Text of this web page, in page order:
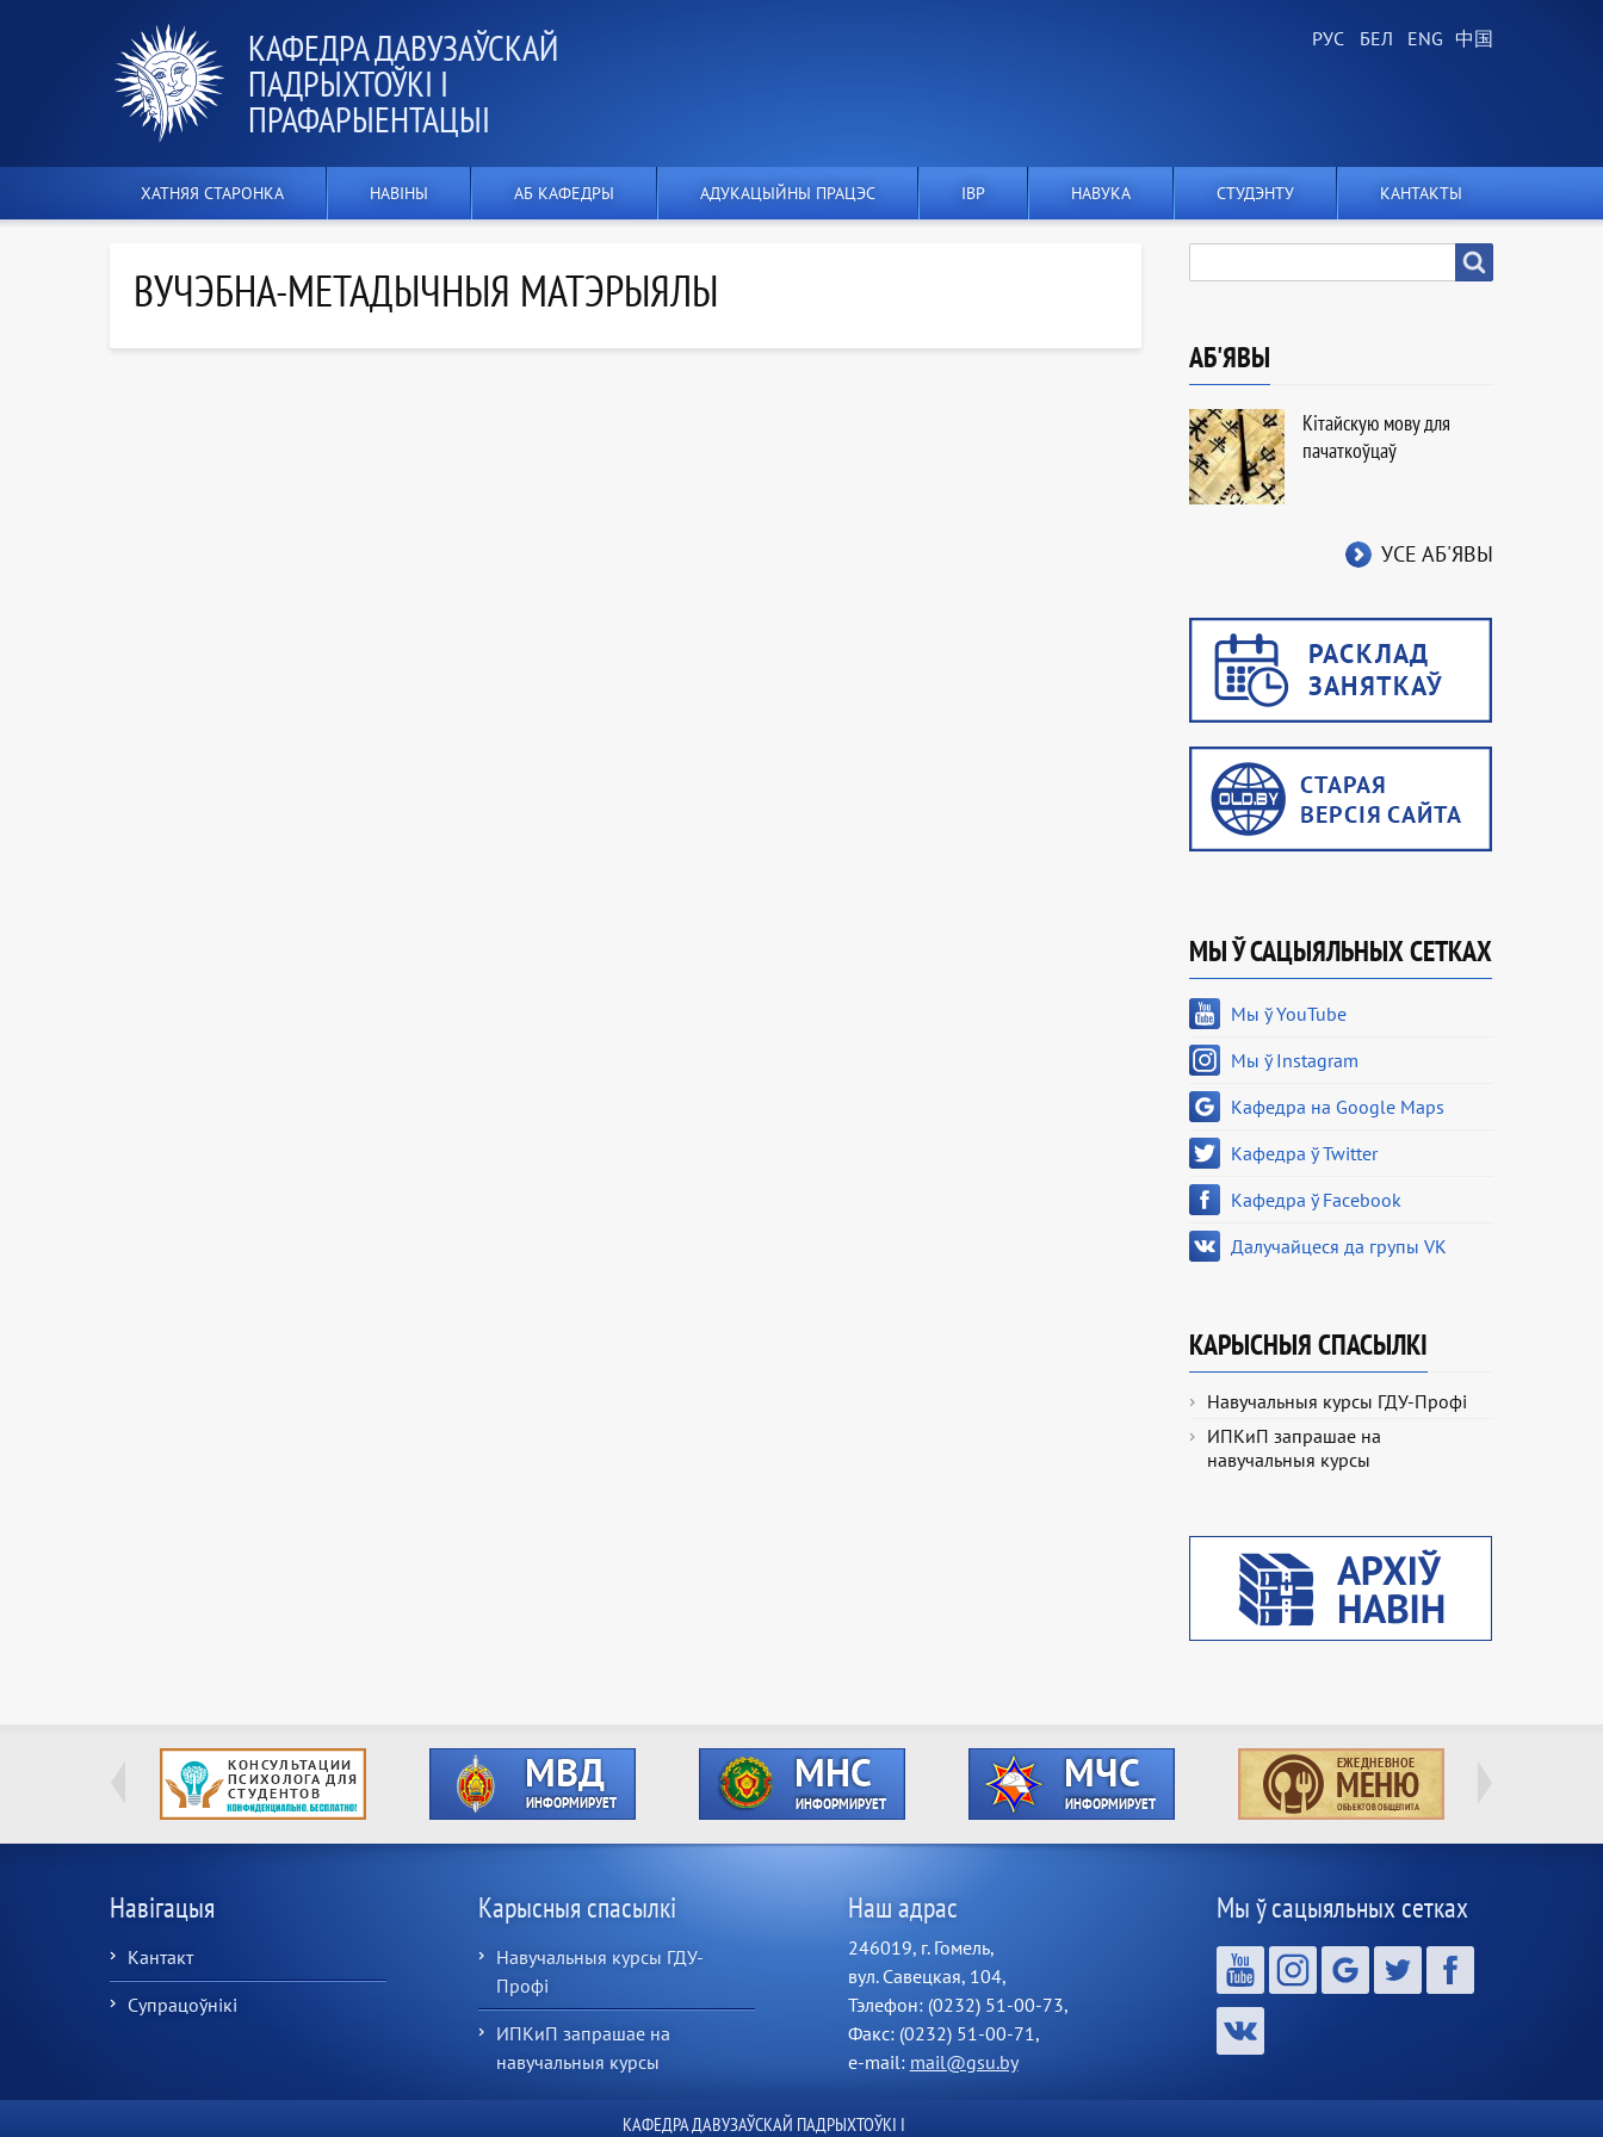
КАФЕДРА ДАВУЗАЎСКАЙ
ПАДРЫХТОЎКІ І
ПРАФАРЫЕНТАЦЫІ
ХАТНЯЯ СТАРОНКА НАВІНЫ АБ КАФЕДРЫ АДУКАЦЫЙНЫ ПРАЦЭС IВР НАВУКА СТУДЭНТУ КАНТАКТЫ
ВУЧЭБНА-МЕТАДЫЧНЫЯ МАТЭРЫЯЛЫ
АБ'ЯВЫ
Кітайскую мову для
пачаткоўцаў
УСЕ АБ'ЯВЫ
МЫ Ў САЦЫЯЛЬНЫХ СЕТКАХ
Мы ў YouTube
Мы ў Instagram
Кафедра на Google Maps
Кафедра ў Twitter
Кафедра ў Facebook
Далучайцеся да групы VK
КАРЫСНЫЯ СПАСЫЛКІ
Навучальныя курсы ГДУ-Профі
ИПКиП запрашае на
навучальныя курсы
Навігацыя
Кантакт
Супрацоўнікі
Карысныя спасылкі
Навучальныя курсы ГДУ-
Профі
ИПКиП запрашае на
навучальныя курсы
Наш адрас
246019, г. Гомель,
вул. Савецкая, 104,
Тэлефон: (0232) 51-00-73,
Факс: (0232) 51-00-71,
e-mail: mail@gsu.by
Мы ў сацыяльных сетках
КАФЕДРА ДАВУЗАЎСКАЙ ПАДРЫХТОЎКІ І